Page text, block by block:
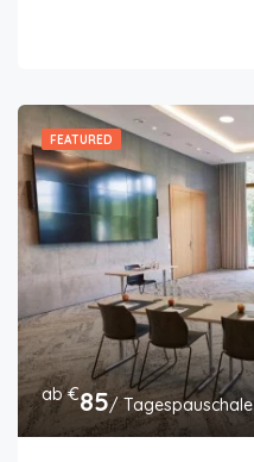
FEATURED
ab €85/ Tagespauschale